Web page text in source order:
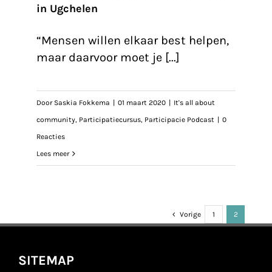
in Ugchelen
“Mensen willen elkaar best helpen,
maar daarvoor moet je [...]
Door Saskia Fokkema 01 maart 2020
It's all about
community, Participatiecursus, Participacie Podcast
0
Reacties
Lees meer
Vorige 1 2
SITEMAP